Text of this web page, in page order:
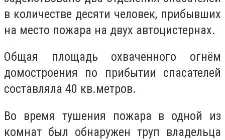
в количестве десяти человек, прибывших
на место пожара на двух автоцистернах.
Общая площадь охваченного огнём
домостроения по прибытии спасателей
составляла 40 кв.метров.
Во время тушения пожара в одной из
комнат был обнаружен труп владельца